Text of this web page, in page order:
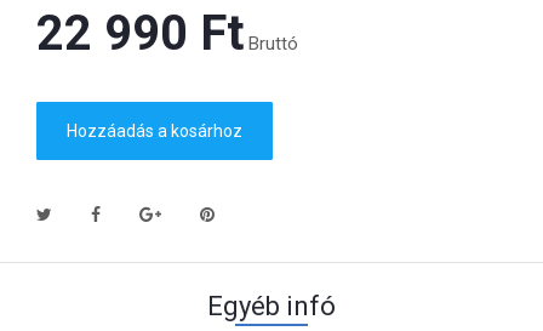
22 990 Ft‎ Bruttó
Hozzáadás a kosárhoz
Egyéb infó